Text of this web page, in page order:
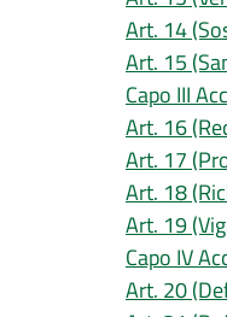
Art. 14
Art. 15
Capo III
Art. 16
Art. 17
Art. 18
Art. 19
Capo IV
Art. 20